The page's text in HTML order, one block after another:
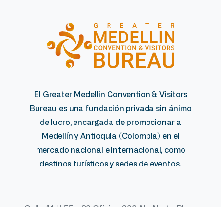
El Greater Medellin Convention & Visitors
Bureau es una fundación privada sin ánimo
de lucro, encargada de promocionar a
Medellín y Antioquia (Colombia) en el
mercado nacional e internacional, como
destinos turísticos y sedes de eventos.